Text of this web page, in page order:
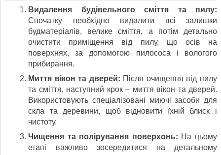
Видалення будівельного сміття та пилу:
Спочатку необхідно видалити всі залишки
будматеріалів, велике сміття, а потім детально
очистити приміщення від пилу, що осів на
поверхнях, за допомогою пилососа і вологого
прибирання.
Миття вікон та дверей: Після очищення від пилу
та сміття, наступний крок – миття вікон та дверей.
Використовують спеціалізовані миючі засоби для
скла та деревини, щоб відновити їхній блиск і
чистоту.
Чищення та полірування поверхонь: На цьому
етапі важливо зосередитися на детальному